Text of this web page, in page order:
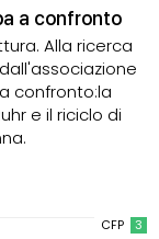
a confronto
Alla ricerca
confronto:la
e il riciclo di
CFP 3